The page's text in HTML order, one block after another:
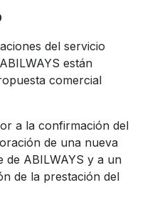
del servicio
están
comercial
a la confirmación del
de una nueva
ABILWAYS y a un
de la prestación del